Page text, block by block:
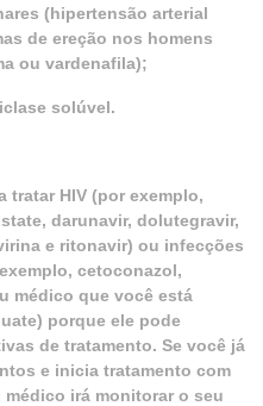
(hipertensão arterial
de ereção nos homens
ou vardenafila);
solúvel.
tratar HIV (por exemplo,
darunavir, dolutegravir,
e ritonavir) ou infecções
cetoconazol,
médico que você está
porque ele pode
de tratamento. Se você já
e inicia tratamento com
irá monitorar o seu